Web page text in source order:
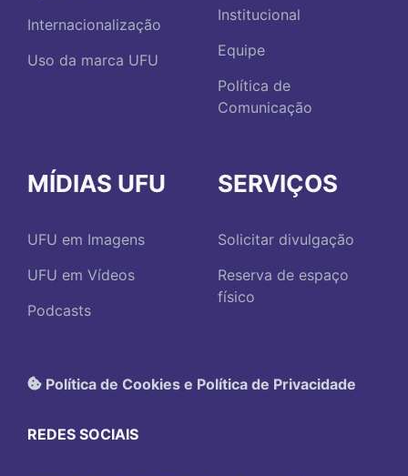
Internacionalização
Uso da marca UFU
Institucional
Equipe
Política de
Comunicação
MÍDIAS UFU
UFU em Imagens
UFU em Vídeos
Podcasts
SERVIÇOS
Solicitar divulgação
Reserva de espaço
físico
Política de Cookies e Política de Privacidade
REDES SOCIAIS